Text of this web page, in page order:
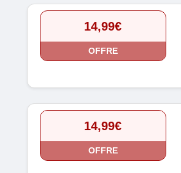
14,99€
OFFRE
14,99€
OFFRE